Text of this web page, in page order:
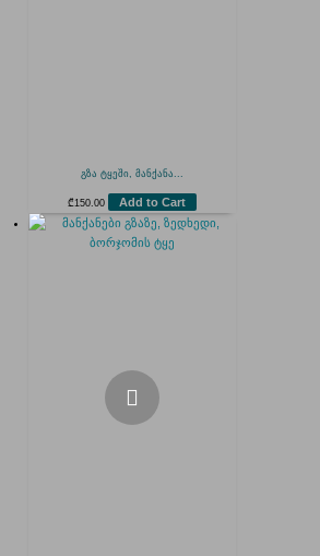
გზა ტყეში, მანქანა...
₾ 150.00 Add to Cart